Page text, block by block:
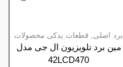
برد اصلی, قطعات یدکی محصولات
مین برد تلویزیون ال جی مدل
42LCD470